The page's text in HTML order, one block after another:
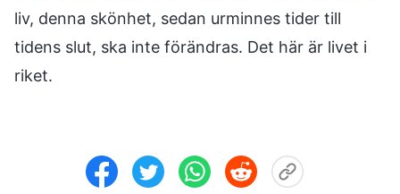
liv, denna skönhet, sedan urminnes tider till
tidens slut, ska inte förändras. Det här är livet i
riket.